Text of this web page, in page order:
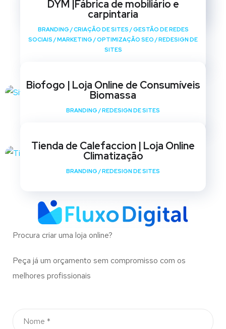
SITES
DYM |Fábrica de mobiliário e
carpintaria
BRANDING /CRIAÇÃO DE SITES /GESTÃO DE REDES
SOCIAIS /MARKETING /OPTIMIZAÇÃO SEO /REDESIGN DE
SITES
Biofogo | Loja Online de Consumíveis
Biomassa
BRANDING /REDESIGN DE SITES
Tienda de Calefaccion | Loja Online
Climatização
BRANDING /REDESIGN DE SITES
Procura criar uma loja online?
Peça já um orçamento sem compromisso com os
melhores profissionais